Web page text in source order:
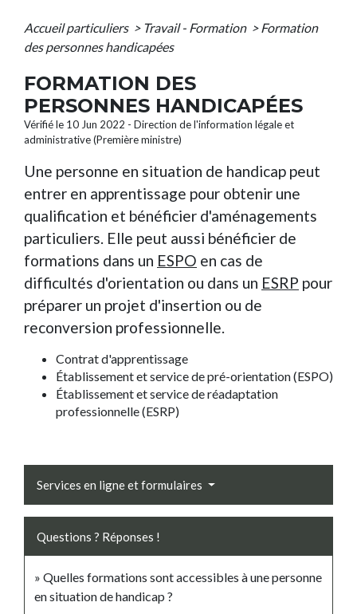
Accueil particuliers > Travail - Formation > Formation
des personnes handicapées
FORMATION DES
PERSONNES HANDICAPÉES
Vérifié le 10 Jun 2022 - Direction de l'information légale et
administrative (Première ministre)
Une personne en situation de handicap peut
entrer en apprentissage pour obtenir une
qualification et bénéficier d'aménagements
particuliers. Elle peut aussi bénéficier de
formations dans un ESPO en cas de
difficultés d'orientation ou dans un ESRP pour
préparer un projet d'insertion ou de
reconversion professionnelle.
Contrat d'apprentissage
Établissement et service de pré-orientation (ESPO)
Établissement et service de réadaptation
professionnelle (ESRP)
Services en ligne et formulaires
Questions ? Réponses !
Quelles formations sont accessibles à une personne
en situation de handicap ?